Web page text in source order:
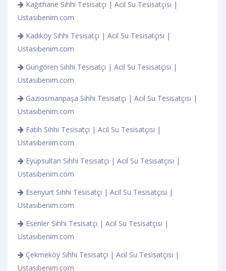
Kağıthane Sıhhi Tesisatçı | Acil Su Tesisatçısı |
Ustasıbenim.com
Kadıköy Sıhhi Tesisatçı | Acil Su Tesisatçısı |
Ustasıbenim.com
Güngören Sıhhi Tesisatçı | Acil Su Tesisatçısı |
Ustasıbenim.com
Gaziosmanpaşa Sıhhi Tesisatçı | Acil Su Tesisatçısı |
Ustasıbenim.com
Fatih Sıhhi Tesisatçı | Acil Su Tesisatçısı |
Ustasıbenim.com
Eyüpsultan Sıhhi Tesisatçı | Acil Su Tesisatçısı |
Ustasıbenim.com
Esenyurt Sıhhi Tesisatçı | Acil Su Tesisatçısı |
Ustasıbenim.com
Esenler Sıhhi Tesisatçı | Acil Su Tesisatçısı |
Ustasıbenim.com
Çekmeköy Sıhhi Tesisatçı | Acil Su Tesisatçısı |
Ustasıbenim.com